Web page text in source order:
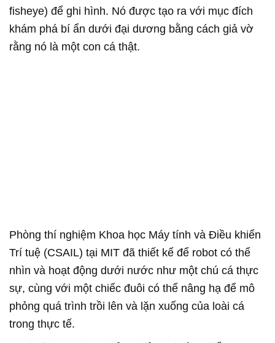
fisheye) để ghi hình. Nó được tạo ra với mục đích
khám phá bí ẩn dưới đại dương bằng cách giả vờ
rằng nó là một con cá thật.
Phòng thí nghiệm Khoa học Máy tính và Điều khiển
Trí tuệ (CSAIL) tại MIT đã thiết kế để robot có thể
nhìn và hoạt động dưới nước như một chú cá thực
sự, cùng với một chiếc đuôi có thể nâng hạ để mô
phỏng quá trình trồi lên và lặn xuống của loài cá
trong thực tế.